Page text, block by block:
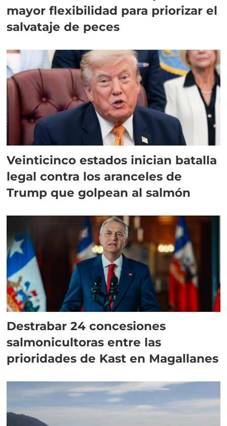
mayor flexibilidad para priorizar el
salvataje de peces
Veinticinco estados inician batalla
legal contra los aranceles de
Trump que golpean al salmón
Destrabar 24 concesiones
salmonicultoras entre las
prioridades de Kast en Magallanes